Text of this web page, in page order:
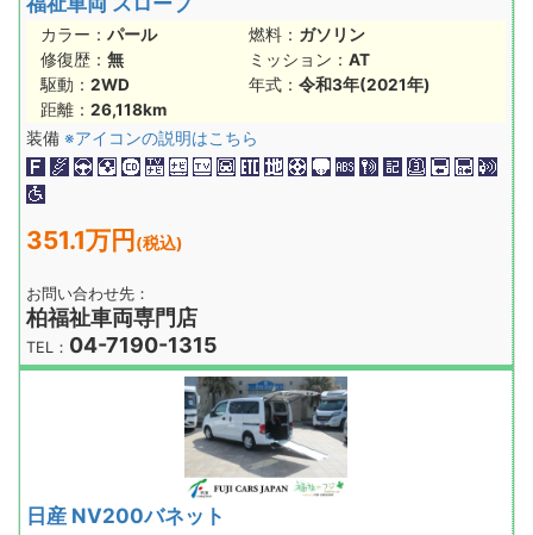
カラー： パール 燃料： ガソリン
修復歴： 無 ミッション： AT
駆動： 2WD 年式： 令和3年(2021年)
距離： 26,118km
装備 ※アイコンの説明はこちら
351.1万円 (税込)
お問い合わせ先：
柏福祉車両専門店
TEL： 04-7190-1315
日産 NV200バネット